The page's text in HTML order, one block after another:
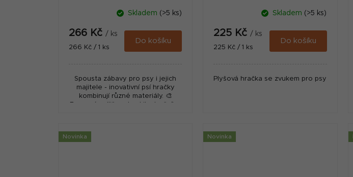
Skladem (>5 ks)
266 Kč / ks
Měrná
266 Kč / 1 ks
Do košíku
Spousta zábavy pro psy i jejich
majitele - inovativní psí hračky
kombinují různé materiály. 🎨
Skladem (>5 ks)
225 Kč/ ks
Měrná
225 Kč / 1 ks
Do košíku
Plyšová hračka se zvukem pro psy
Novinka Novinka